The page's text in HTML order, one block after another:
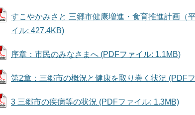
すこやかみさと 三郷市健康増進・食育推進計画（
イル: 427.4KB)
序章：市民のみなさまへ (PDFファイル: 1.1MB)
第2章：三郷市の概況と健康を取り巻く状況 (PDF
3 三郷市の疾病等の状況 (PDFファイル: 1.3MB)